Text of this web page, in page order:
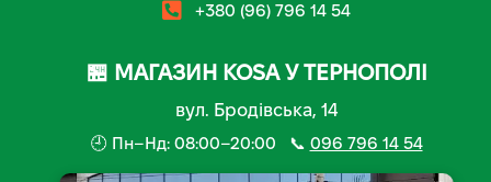
+380 (96) 796 14 54
🏪 МАГАЗИН KOSA У ТЕРНОПОЛІ
вул. Бродівська, 14
🕘 Пн–Нд: 08:00–20:00 📞 096 796 14 54